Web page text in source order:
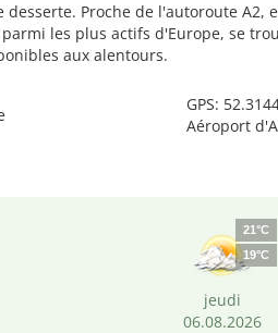
desserte. Proche de l'autoroute
les plus actifs d'Europe, se
aux alentours.
GPS:
Aéroport
21°C
19°C
jeudi
06.08.2026